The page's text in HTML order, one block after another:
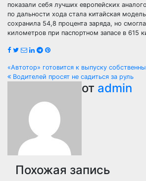
показали себя лучших европейских
по дальности хода стала китайская
сохранила 54,8 процента заряда, но
километров при паспортном запасе в 615
Навигация
записям
«Автотор» готовится к выпуску
Водителей просят не садиться за руль
от admin
Похожая запись